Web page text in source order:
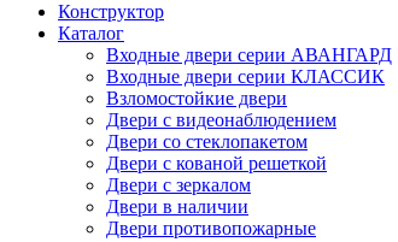
Конструктор
Каталог
Входные двери серии АВАНГАРД
Входные двери серии КЛАССИК
Взломостойкие двери
Двери с видеонаблюдением
Двери со стеклопакетом
Двери с кованой решеткой
Двери с зеркалом
Двери в наличии
Двери противопожарные